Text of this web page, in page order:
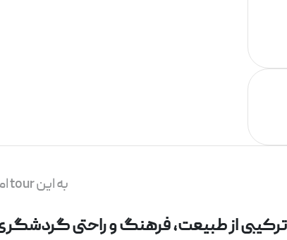
به این tour امتیاز دهید
ترکیبی از طبیعت، فرهنگ و راحتی